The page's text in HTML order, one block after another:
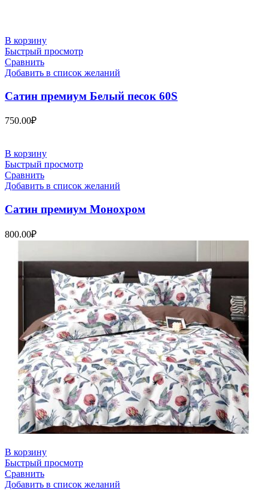
В корзину
Быстрый просмотр
Сравнить
Добавить в список желаний
Сатин премиум Белый песок 60S
750.00₽
В корзину
Быстрый просмотр
Сравнить
Добавить в список желаний
Сатин премиум Монохром
800.00₽
В корзину
Быстрый просмотр
Сравнить
Добавить в список желаний